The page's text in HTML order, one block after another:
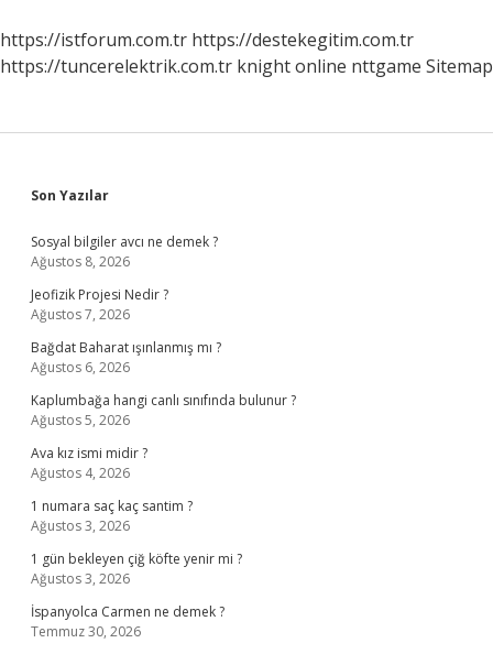
https://istforum.com.tr https://destekegitim.com.tr
https://tuncerelektrik.com.tr knight online nttgame Sitemap
Sidebar
Son Yazılar
Sosyal bilgiler avcı ne demek ?
Ağustos 8, 2026
Jeofizik Projesi Nedir ?
Ağustos 7, 2026
Bağdat Baharat ışınlanmış mı ?
Ağustos 6, 2026
Kaplumbağa hangi canlı sınıfında bulunur ?
Ağustos 5, 2026
Ava kız ismi midir ?
Ağustos 4, 2026
1 numara saç kaç santim ?
Ağustos 3, 2026
1 gün bekleyen çiğ köfte yenir mi ?
Ağustos 3, 2026
İspanyolca Carmen ne demek ?
Temmuz 30, 2026